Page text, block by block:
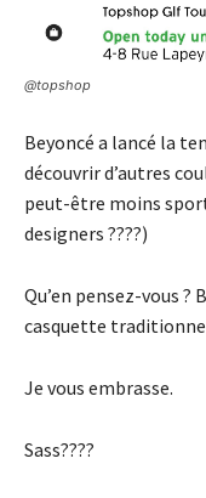
@topshop
Beyoncé a lancé la
découvrir d’autres
peut-être moins
designers ????)
Qu’en pensez-vous ?
casquette
Je vous embrasse.
Sass????